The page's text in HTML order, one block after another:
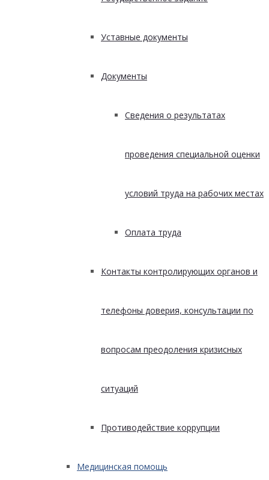
Уставные документы
Документы
Сведения о результатах
проведения специальной оценки
условий труда на рабочих местах
Оплата труда
Контакты контролирующих органов и
телефоны доверия, консультации по
вопросам преодоления кризисных
ситуаций
Противодействие коррупции
Медицинская помощь